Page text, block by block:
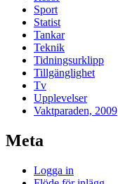
Sport
Statist
Tankar
Teknik
Tidningsurklipp
Tillgänglighet
Tv
Upplevelser
Vaktparaden, 2009
Meta
Logga in